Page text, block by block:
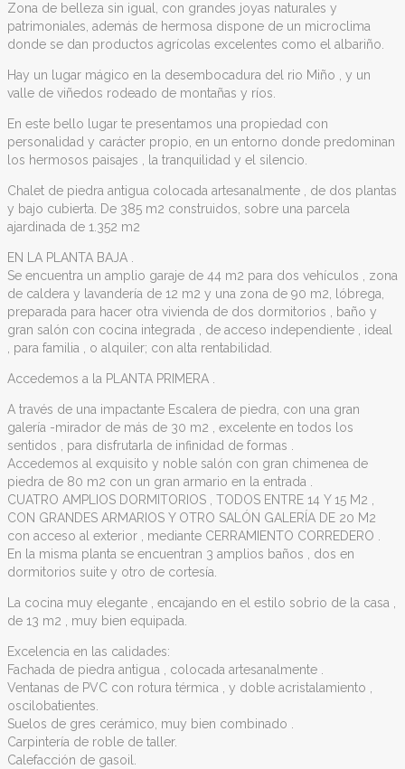
Zona de belleza sin igual, con grandes joyas naturales y
patrimoniales, además de hermosa dispone de un microclima
donde se dan productos agrícolas excelentes como el albariño.
Hay un lugar mágico en la desembocadura del rio Miño , y un
valle de viñedos rodeado de montañas y ríos.
En este bello lugar te presentamos una propiedad con
personalidad y carácter propio, en un entorno donde predominan
los hermosos paisajes , la tranquilidad y el silencio.
Chalet de piedra antigua colocada artesanalmente , de dos plantas
y bajo cubierta. De 385 m2 construidos, sobre una parcela
ajardinada de 1.352 m2
EN LA PLANTA BAJA .
Se encuentra un amplio garaje de 44 m2 para dos vehículos , zona
de caldera y lavandería de 12 m2 y una zona de 90 m2, lóbrega,
preparada para hacer otra vivienda de dos dormitorios , baño y
gran salón con cocina integrada , de acceso independiente , ideal
, para familia , o alquiler; con alta rentabilidad.
Accedemos a la PLANTA PRIMERA .
A través de una impactante Escalera de piedra, con una gran
galería -mirador de más de 30 m2 , excelente en todos los
sentidos , para disfrutarla de infinidad de formas .
Accedemos al exquisito y noble salón con gran chimenea de
piedra de 80 m2 con un gran armario en la entrada .
CUATRO AMPLIOS DORMITORIOS , TODOS ENTRE 14 Y 15 M2 ,
CON GRANDES ARMARIOS Y OTRO SALÓN GALERÍA DE 20 M2
con acceso al exterior , mediante CERRAMIENTO CORREDERO .
En la misma planta se encuentran 3 amplios baños , dos en
dormitorios suite y otro de cortesía.
La cocina muy elegante , encajando en el estilo sobrio de la casa ,
de 13 m2 , muy bien equipada.
Excelencia en las calidades:
Fachada de piedra antigua , colocada artesanalmente .
Ventanas de PVC con rotura térmica , y doble acristalamiento ,
oscilobatientes.
Suelos de gres cerámico, muy bien combinado .
Carpintería de roble de taller.
Calefacción de gasoil.